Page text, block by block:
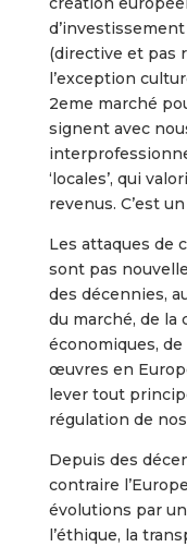
(directive et pas
l’exception
2eme marché
signent avec
‘locales’, qui
revenus. C’est
Les attaques de
sont pas
des décennies,
du marché, de
économiques,
œuvres en
lever tout
régulation de
Depuis des
contraire
évolutions par
l’éthique, la